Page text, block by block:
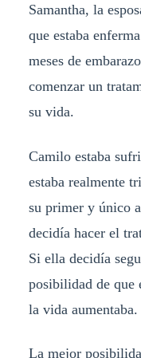
Samantha, la
que estaba
meses de
comenzar un
su vida.
Camilo estaba
estaba realmente
su primer y único
decidía hacer el
Si ella decidía
posibilidad de que
la vida aumentaba.
La mejor